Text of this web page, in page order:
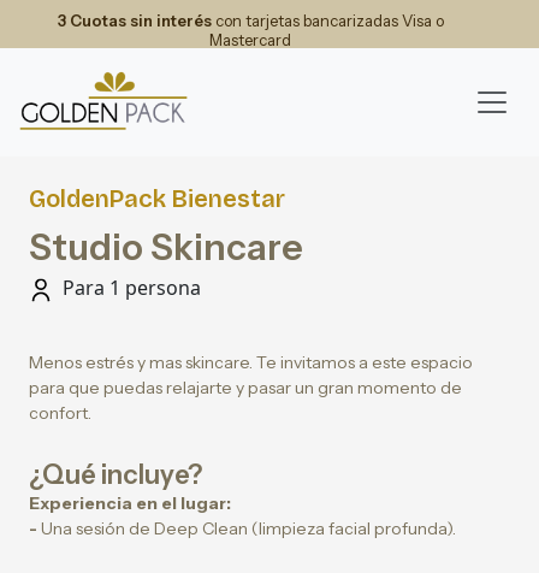
3 Cuotas sin interéscon tarjetas bancarizadas Visa o
Mastercard
GoldenPack Bienestar
Studio Skincare
Para 1 persona
Menos estrés y mas skincare. Te invitamos a este espacio
para que puedas relajarte y pasar un gran momento de
confort.
¿Qué incluye?
Experiencia en el lugar:
- Una sesión de Deep Clean (limpieza facial profunda).